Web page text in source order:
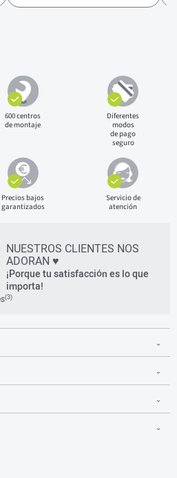
600 centros
de montaje
Diferentes
modos
de pago
seguro
Precios bajos
garantizados
Servicio de
atención
NUESTROS CLIENTES NOS
ADORAN ♥
¡Porque tu satisfacción es lo que
importa!
(3)